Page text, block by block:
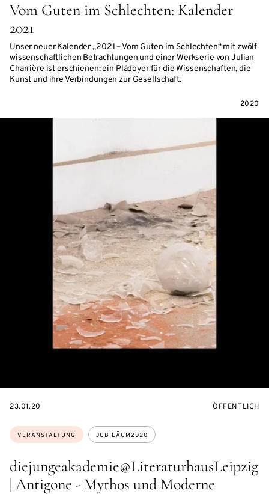
Vom Guten im Schlechten: Kalender
2021
Unser neuer Kalender „2021 – Vom Guten im Schlechten“ mit zwölf
wissenschaftlichen Betrachtungen und einer Werkserie von Julian
Charrière ist erschienen: ein Plädoyer für die Wissenschaften, die
Kunst und ihre Verbindungen zur Gesellschaft.
2020
diejungeakademie@LiteraturhausLeipzig
| Antigone - Mythos und Moderne
Themen:
VERANSTALTUNG JUBILÄUM2020
EVENTBEGINSON
23.01.20 ÖFFENTLICH